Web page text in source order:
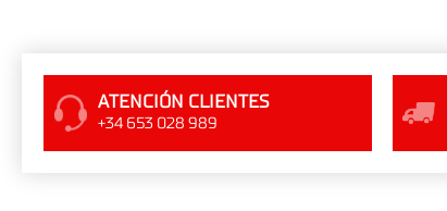
ATENCIÓN CLIENTES
+34 653 028 989